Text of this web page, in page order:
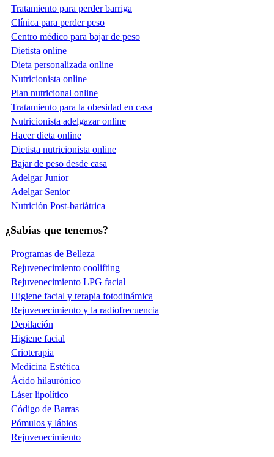
Tratamiento para perder barriga
Clínica para perder peso
Centro médico para bajar de peso
Dietista online
Dieta personalizada online
Nutricionista online
Plan nutricional online
Tratamiento para la obesidad en casa
Nutricionista adelgazar online
Hacer dieta online
Dietista nutricionista online
Bajar de peso desde casa
Adelgar Junior
Adelgar Senior
Nutrición Post-bariátrica
¿Sabías que tenemos?
Programas de Belleza
Rejuvenecimiento coolifting
Rejuvenecimiento LPG facial
Higiene facial y terapia fotodinámica
Rejuvenecimiento y la radiofrecuencia
Depilación
Higiene facial
Crioterapia
Medicina Estética
Ácido hilaurónico
Láser lipolítico
Código de Barras
Pómulos y lábios
Rejuvenecimiento